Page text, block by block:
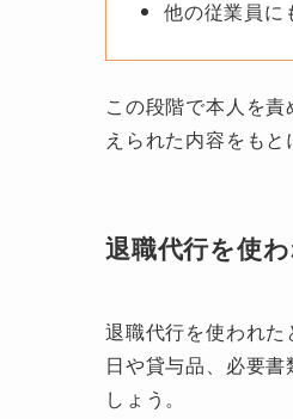
他の従業員に
この段階で本人を
えられた内容をもと
退職代行を使
退職代行を使われ
日や貸与品、必要
しょう。